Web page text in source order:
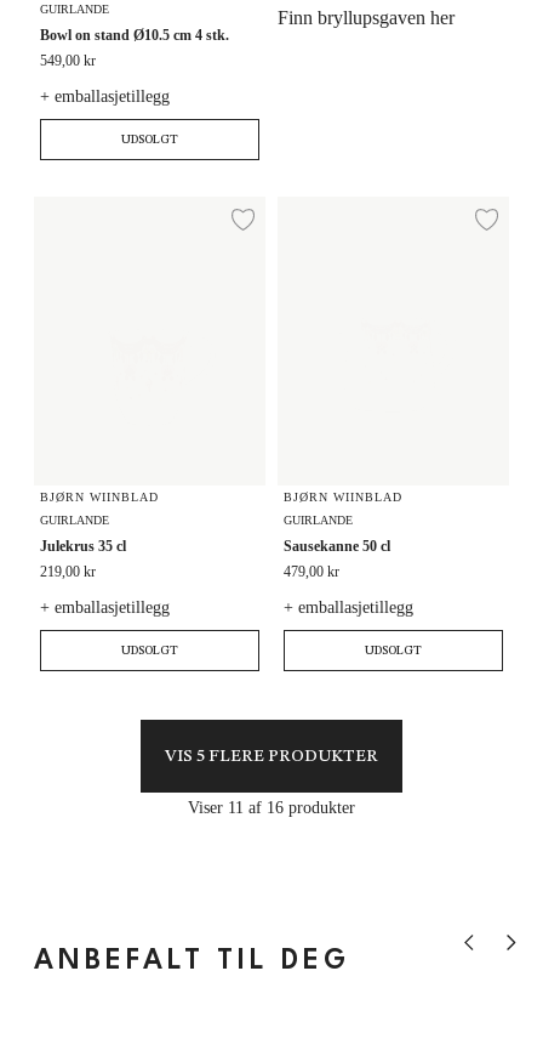
GUIRLANDE
Bowl on stand Ø10.5 cm 4 stk.
549,00 kr
+ emballasjetillegg
UDSOLGT
Finn bryllupsgaven her
Legg til ønskeliste
BJØRN WIINBLAD
GUIRLANDE
Julekrus 35 cl
219,00 kr
+ emballasjetillegg
UDSOLGT
BJØRN WIINBLAD
GUIRLANDE
Sausekanne 50 cl
479,00 kr
+ emballasjetillegg
UDSOLGT
VIS 5 FLERE PRODUKTER
Viser 11 af 16 produkter
ANBEFALT TIL DEG Vis forrige
Vis